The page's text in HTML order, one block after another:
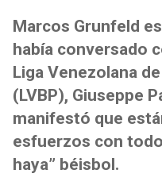
Marcos Grunfeld
había conversado
Liga Venezolana
(LVBP), Giuseppe
manifestó que
esfuerzos con
haya” béisbol.